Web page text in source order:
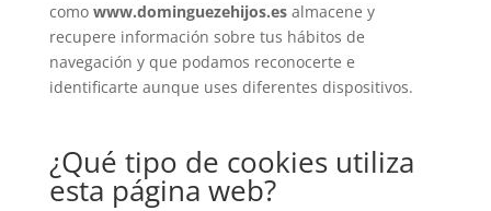
como www.dominguezehijos.es almacene y
recupere información sobre tus hábitos de
navegación y que podamos reconocerte e
identificarte aunque uses diferentes dispositivos.
¿Qué tipo de cookies utiliza
esta página web?